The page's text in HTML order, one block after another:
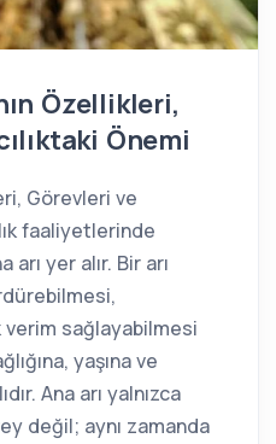
Özellikleri,
Önemi
Görevleri ve
faaliyetlerinde
arı yer alır. Bir arı
sağlayabilmesi
yaşına ve
Ana arı yalnızca
değil; aynı zamanda